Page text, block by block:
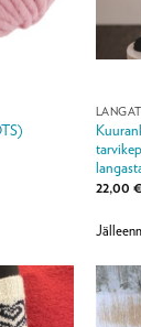
LANGAT
22,00 €